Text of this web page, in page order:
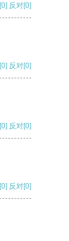
[0] 反对[0]
[0] 反对[0]
[0] 反对[0]
[0] 反对[0]